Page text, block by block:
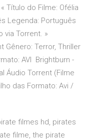
Título do Filme: Ofélia
Legenda: Português
via Torrent. »
Gênero: Terror, Thriller
AVI Brightburn -
Áudio Torrent (Filme
das Formato: Avi /
filmes hd, pirates
filme, the pirate